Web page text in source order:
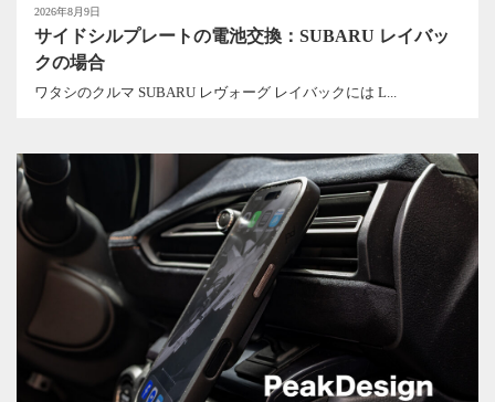
2026年8月9日
サイドシルプレートの電池交換：SUBARU レイバッ
クの場合
ワタシのクルマ SUBARU レヴォーグ レイバックには L...